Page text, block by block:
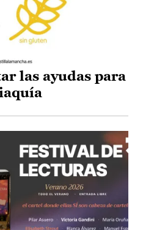
las ayudas para